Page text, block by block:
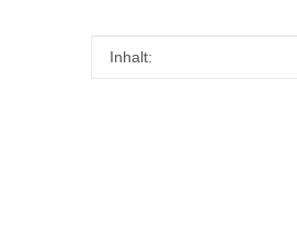
Produkteigenschaft
Wert
Inhalt: